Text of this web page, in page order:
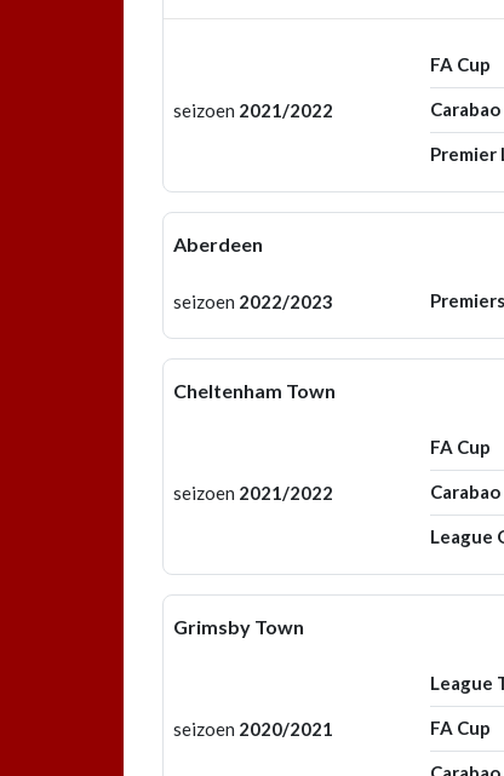
seizoen 2021/2022
FA Cup
Carabao
Premier
Aberdeen
seizoen 2022/2023
Cheltenham Town
seizoen 2021/2022
FA Cup
Carabao
League
Grimsby Town
seizoen 2020/2021
League
FA Cup